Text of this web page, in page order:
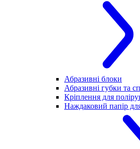
Абразивні блоки
Абразивні губки та
Кріплення для
Наждаковий папір